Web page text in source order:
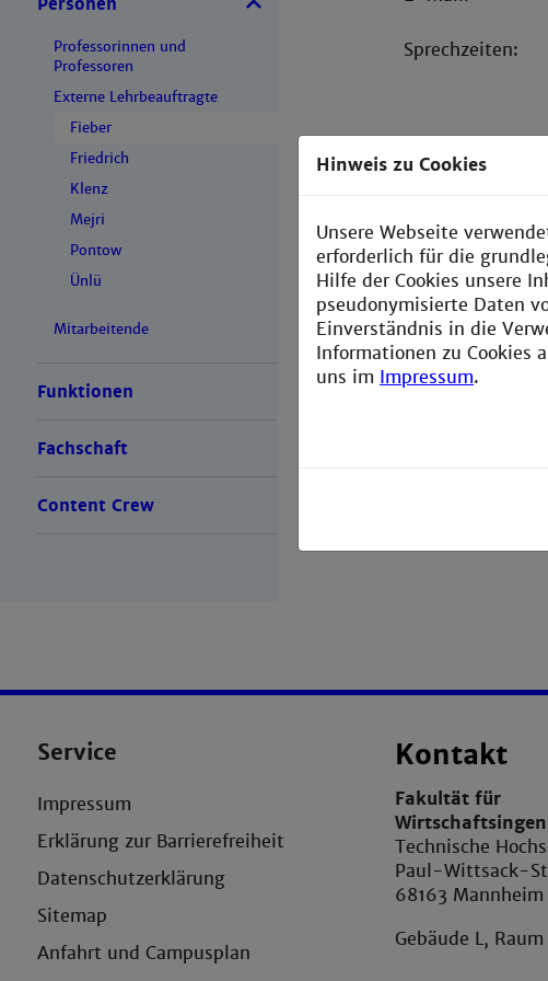
Professorinnen und
Professoren
Externe Lehrbeauftragte
Fieber
Friedrich
Klenz
Mejri
Pontow
Ünlü
Mitarbeitende
Funktionen
Fachschaft
Content Crew
Sprechzeiten:
Service
Impressum
Erklärung zur Barrierefreiheit
Datenschutzerklärung
Sitemap
Anfahrt und Campusplan
Kontakt
Fakultät für
Technische
Paul-Wittsack-
68163 Mannheim
Gebäude L,
Hinweis zu Cookies
Unsere Webseite
erforderlich für die
Hilfe der Cookies unsere
pseudonymisierte Daten
Einverständnis in die
Informationen zu Cookies
uns im Impressum.